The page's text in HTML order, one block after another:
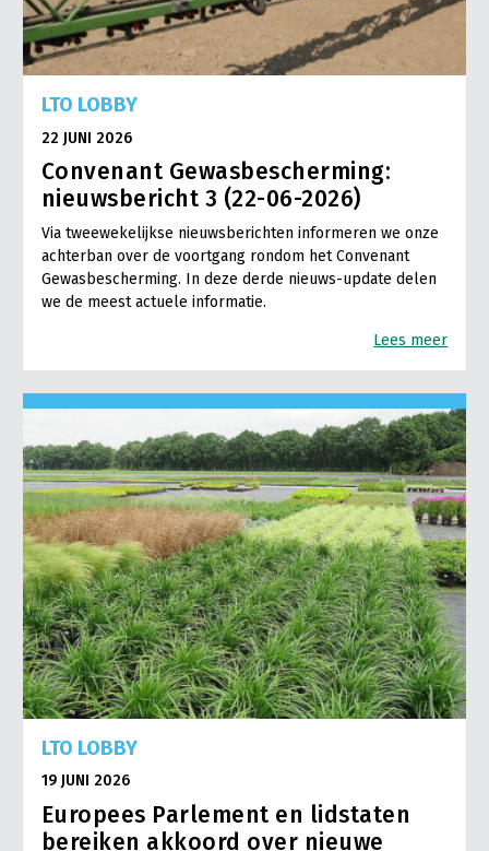
LTO LOBBY
22 JUNI 2026
Convenant Gewasbescherming:
nieuwsbericht 3 (22-06-2026)
Via tweewekelijkse nieuwsberichten informeren we onze
achterban over de voortgang rondom het Convenant
Gewasbescherming. In deze derde nieuws-update delen
we de meest actuele informatie.
Lees meer
LTO LOBBY
19 JUNI 2026
Europees Parlement en lidstaten
bereiken akkoord over nieuwe